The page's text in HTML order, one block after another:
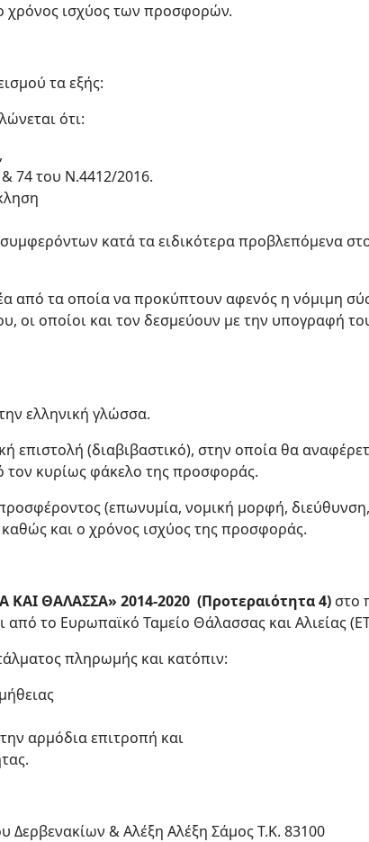
χρόνος ισχύος των προσφορών.
τα εξής:
ότι:
74 του Ν.4412/2016.
κατά τα ειδικότερα προβλεπόμενα
από τα οποία να προκύπτουν αφενός η νόμιμη
οι οποίοι και τον δεσμεύουν με την υπογραφή
ελληνική γλώσσα.
(διαβιβαστικό), στην οποία θα
τον κυρίως φάκελο της προσφοράς.
(επωνυμία, νομική μορφή,
και ο χρόνος ισχύος της προσφοράς.
ΚΑΙ ΘΑΛΑΣΣΑ» 2014-2020 (Προτεραιότητα 4) στο
από το Ευρωπαϊκό Ταμείο Θάλασσας και Αλιείας
πληρωμής και κατόπιν:
αρμόδια επιτροπή και
& Αλέξη Αλέξη Σάμος Τ.Κ. 83100